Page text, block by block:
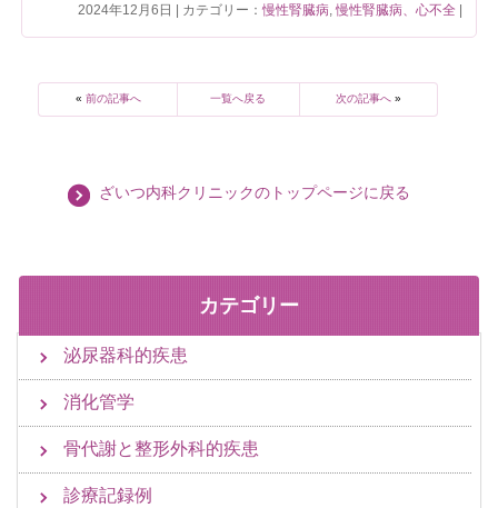
2024年12月6日 | カテゴリー：慢性腎臓病,慢性腎臓病、心不全 |
« 前の記事へ 一覧へ戻る 次の記事へ»
ざいつ内科クリニックのトップページに戻る
カテゴリー
泌尿器科的疾患
消化管学
骨代謝と整形外科的疾患
診療記録例